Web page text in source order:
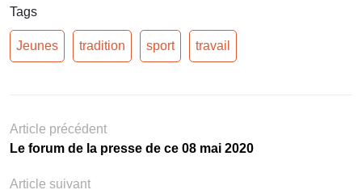
Tags
Jeunes tradition sport travail
Article précédent
Le forum de la presse de ce 08 mai 2020
Article suivant